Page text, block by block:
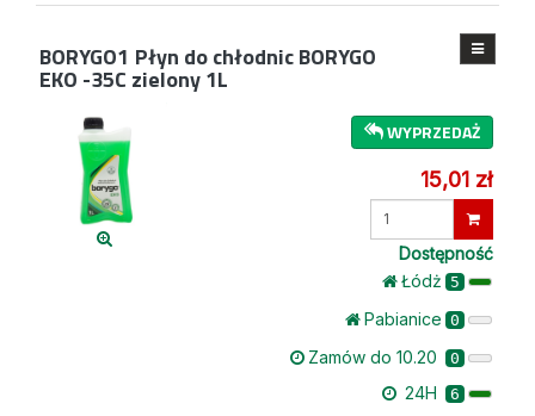
BORYGO1 Płyn do chłodnic BORYGO
EKO -35C zielony 1L
WYPRZEDAŻ
15,01 zł
Wprowadź
Dostępność
Łódż 5
Pabianice 0
Zamów do 10.20 0
24H 6